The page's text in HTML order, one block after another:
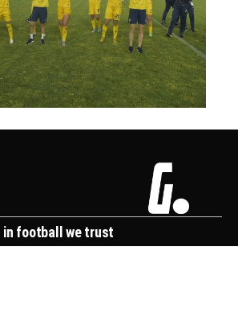
in football we trust